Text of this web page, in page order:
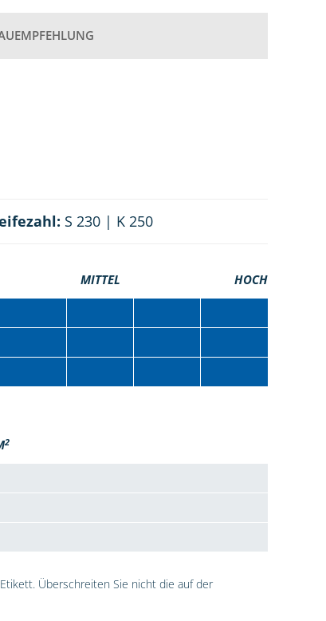
S 230 | K 250
MITTEL HOCH
2
Überschreiten Sie nicht die auf der